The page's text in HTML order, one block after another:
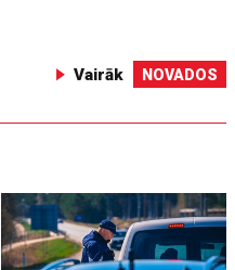
Vairāk NOVADOS